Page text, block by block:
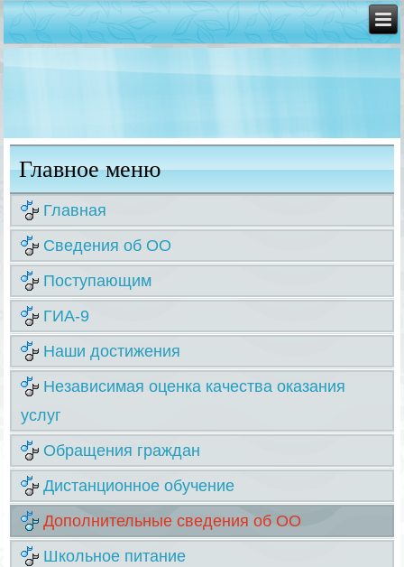
Главное меню
Главная
Сведения об ОО
Поступающим
ГИА-9
Наши достижения
Независимая оценка качества оказания
услуг
Обращения граждан
Дистанционное обучение
Дополнительные сведения об ОО
Школьное питание